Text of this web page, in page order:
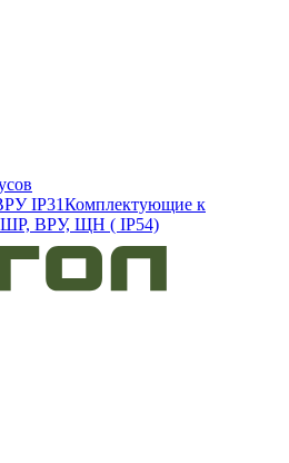
IP31Комплектующие к
ШР, ВРУ, ЩН ( IP54)